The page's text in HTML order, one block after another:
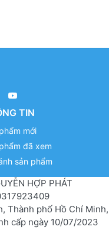
TIN
mới
đã xem
sản phẩm
HỢP PHÁT
Thành phố Hồ Chí
cấp ngày 10/07/2023